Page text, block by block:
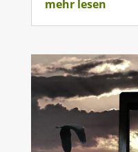
mehr lesen